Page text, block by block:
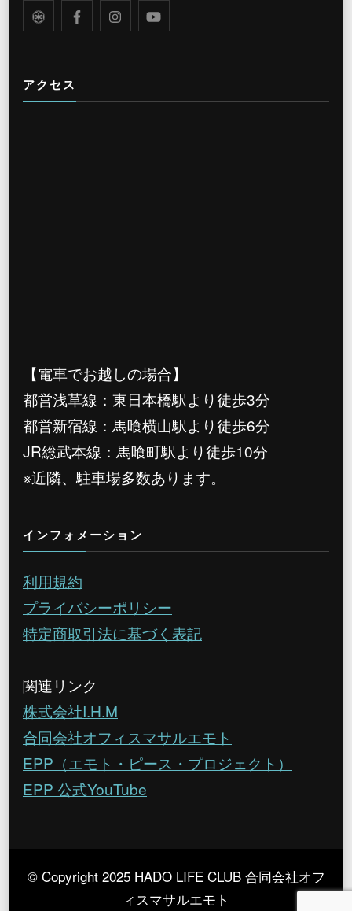
アクセス
【電車でお越しの場合】
都営浅草線：東日本橋駅より徒歩3分
都営新宿線：馬喰横山駅より徒歩6分
JR総武本線：馬喰町駅より徒歩10分
※近隣、駐車場多数あります。
インフォメーション
利用規約
プライバシーポリシー
特定商取引法に基づく表記
関連リンク
株式会社I.H.M
合同会社オフィスマサルエモト
EPP（エモト・ピース・プロジェクト）
EPP 公式YouTube
© Copyright 2025 HADO LIFE CLUB 合同会社オフ
ィスマサルエモト